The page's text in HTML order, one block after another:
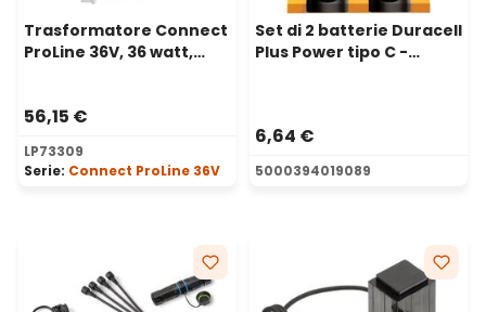
Trasformatore Connect
ProLine 36V, 36 watt,
56,15 €
LP73309
Serie: Connect ProLine 36V
Set di 2 batterie Duracell
Plus Power tipo C -
6,64 €
5000394019089